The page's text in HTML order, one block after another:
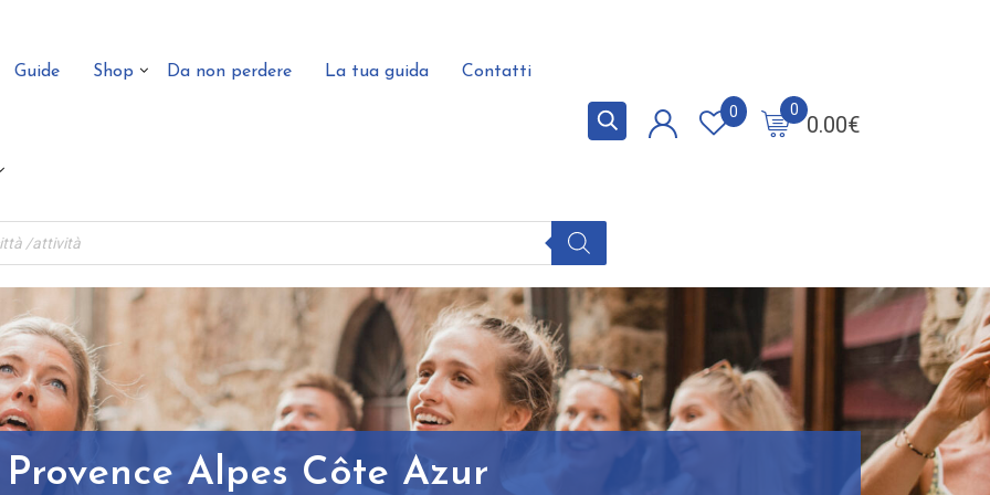
Guide Shop Da non perdere La tua guida Contatti
0.00€
0
0
Provence Alpes Côte Azur